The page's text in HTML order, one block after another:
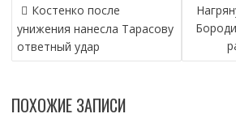
ПО
ЗАПИСЯМ
Костенко после
унижения нанесла Тарасову
ответный удар
ПОХОЖИЕ ЗАПИСИ